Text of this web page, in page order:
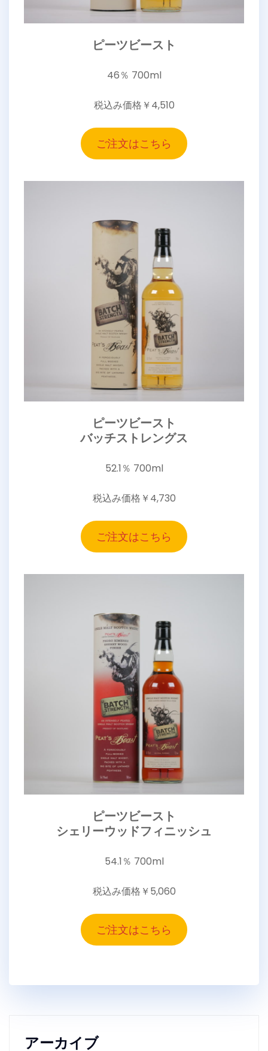
ピーツビースト
46％ 700ml
税込み価格￥4,510
ご注文はこちら
ピーツビースト
バッチストレングス
52.1％ 700ml
税込み価格￥4,730
ご注文はこちら
ピーツビースト
シェリーウッドフィニッシュ
54.1％ 700ml
税込み価格￥5,060
ご注文はこちら
アーカイブ